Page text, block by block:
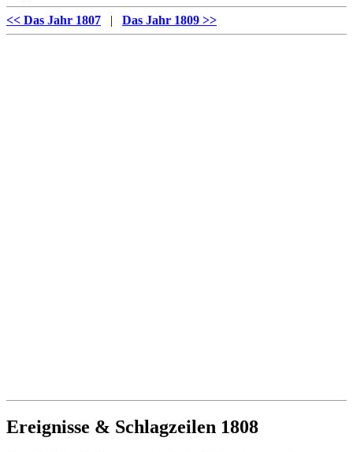
<< Das Jahr 1807 | Das Jahr 1809 >>
Ereignisse & Schlagzeilen 1808